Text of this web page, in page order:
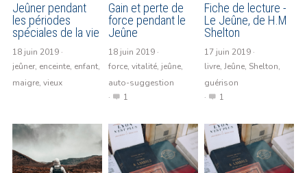
Jeûner pendant
les périodes
spéciales de la vie
18 juin 2019·
jeûner, enceinte, enfant,
maigre, vieux
Gain et perte de
force pendant le
Jeûne
18 juin 2019·
force, vitalité, jeûne,
auto-suggestion
·
1
Fiche de lecture -
Le Jeûne, de H.M
Shelton
17 juin 2019·
livre, Jeûne, Shelton,
guérison
·
1